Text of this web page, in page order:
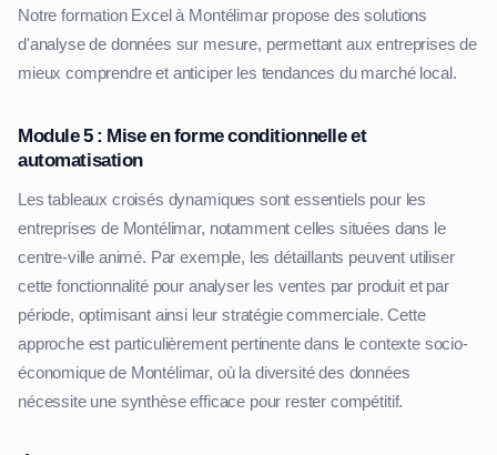
Notre formation Excel à Montélimar propose des solutions
d'analyse de données sur mesure, permettant aux entreprises de
mieux comprendre et anticiper les tendances du marché local.
Module 5 : Mise en forme conditionnelle et
automatisation
Les tableaux croisés dynamiques sont essentiels pour les
entreprises de Montélimar, notamment celles situées dans le
centre-ville animé. Par exemple, les détaillants peuvent utiliser
cette fonctionnalité pour analyser les ventes par produit et par
période, optimisant ainsi leur stratégie commerciale. Cette
approche est particulièrement pertinente dans le contexte socio-
économique de Montélimar, où la diversité des données
nécessite une synthèse efficace pour rester compétitif.